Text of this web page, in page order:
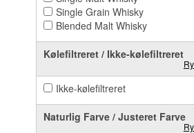
Single Grain Whisky
Blended Malt Whisky
Kølefiltreret / Ikke-kølefiltreret
Ikke-kølefiltreret
Naturlig Farve / Justeret Farve